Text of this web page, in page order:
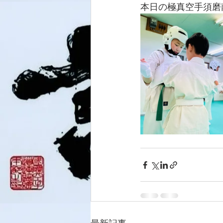
本日の極真空手須